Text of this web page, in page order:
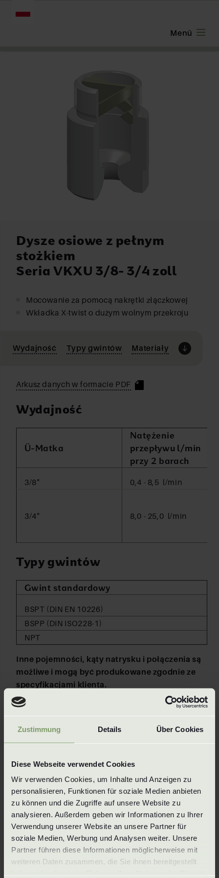
Zustimmung Details Über Cookies
Diese Webseite verwendet Cookies
Wir verwenden Cookies, um Inhalte und Anzeigen zu
personalisieren, Funktionen für soziale Medien anbieten
zu können und die Zugriffe auf unsere Website zu
analysieren. Außerdem geben wir Informationen zu Ihrer
Verwendung unserer Website an unsere Partner für
soziale Medien, Werbung und Analysen weiter. Unsere
Partner führen diese Informationen möglicherweise mit
weiteren Daten zusammen, die Sie ihnen bereitgestellt
POLSKI
Dysze osiowe z pełnym
stożkiem
Seria VKXU 3/8- 3/4 zoll
Mocowanie za pomocą nakrętki złączkowej
Wkładka X-twist o dużym wolnym przekroju
Wydajność Typy gwintów Materiały
Arkusz danych w formacie PDF
Wydajność
Ü-Matka
Natężenie
przepływu l/min
przy 2 barach
3/8" 0,4 - 8,5 l/min
3/4" 8,0 - 25,0 l/min
Typy gwintów
Gwint standardowy
BSPT (DIN EN 10226)
BSPP (DIN ISO228-1)
NPT
Inne pojemności, kąty natrysku i połączenia są
możliwe i mogą być produkowane zgodnie ze
specyfikacjami klienta.
Materiały
Materiały
Superduplex
1.4841 / 314
Hastelloy
i wszystkie inne materiały obrabialne